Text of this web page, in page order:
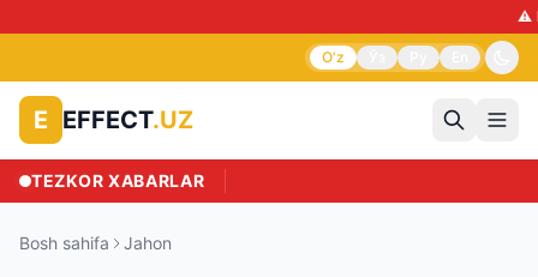
⚠️
O'z
E EFFECT.UZ
TEZKOR XABARLAR
Bosh sahifa Jahon